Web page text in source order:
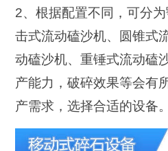
2、根据配置不同，可分
击式流动磕沙机、圆锥式
动磕沙机、重锤式流动磕
产能力，破碎效果等会有
产需求，选择合适的设备。